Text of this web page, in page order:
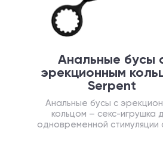
Анальные бусы
эрекционным
Serpent
Анальные бусы с
кольцом – секс-игрушка
одновременной стимуляции